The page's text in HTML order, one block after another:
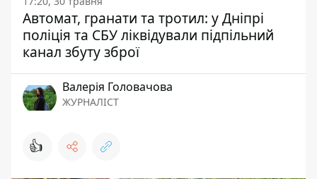
Автомат, гранати та тротил: у Дніпрі
поліція та СБУ ліквідували підпільний
канал збуту зброї
Валерія Головачова
ЖУРНАЛІСТ
👍